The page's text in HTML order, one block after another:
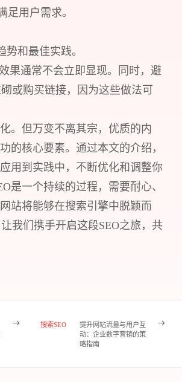
网站建设
再想想，稍后预约
用户需求。
和最佳实践。
果通常不会立即显现。同时，避
或购买链接，因为这些做法可
。但万变不离其宗，优质的内
的核心要素。通过本文的介绍，
用到实践中，不断优化和调整你
是一个持续的过程，需要耐心、
站将能够在搜索引擎中脱颖而
我们携手开启这段SEO之旅，共
搜索SEO
提升网站流量与用户互
动：企业数字营销的策
略指南